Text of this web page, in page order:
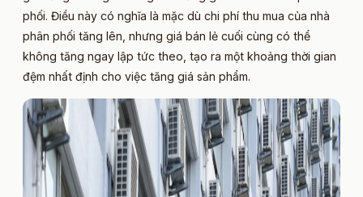
phối. Điều này có nghĩa là mặc dù chi phí thu mua của nhà
phân phối tăng lên, nhưng giá bán lẻ cuối cùng có thể
không tăng ngay lập tức theo, tạo ra một khoảng thời gian
đệm nhất định cho việc tăng giá sản phẩm.